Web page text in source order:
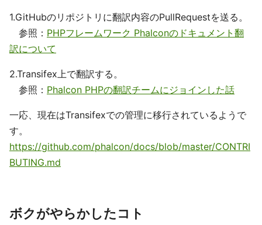
1.GitHubのリポジトリに翻訳内容のPullRequestを送る。
参照： PHPフレームワーク Phalconのドキュメント翻
訳について
2.Transifex上で翻訳する。
参照： Phalcon PHPの翻訳チームにジョインした話
一応、現在はTransifexでの管理に移行されているようで
す。
https://github.com/phalcon/docs/blob/master/CONTRI
BUTING.md
ボクがやらかしたコト